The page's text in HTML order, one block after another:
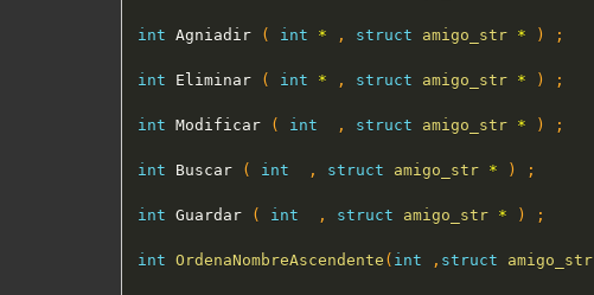
int Agniadir ( int * , struct amigo_str * ) ;
int Eliminar ( int * , struct amigo_str * ) ;
int Modificar ( int , struct amigo_str * ) ;
int Buscar ( int , struct amigo_str * ) ;
int Guardar ( int , struct amigo_str * ) ;
int OrdenaNombreAscendente ( int , struct amigo_str